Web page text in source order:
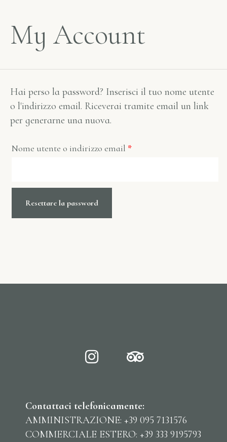
My Account
Hai perso la password? Inserisci il tuo nome utente
o l'indirizzo email. Riceverai tramite email un link
per generarne una nuova.
Nome utente o indirizzo email *
Resettare la password
Contattaci telefonicamente:
AMMINISTRAZIONE: +39 095 7131576
COMMERCIALE ESTERO: +39 333 9195793